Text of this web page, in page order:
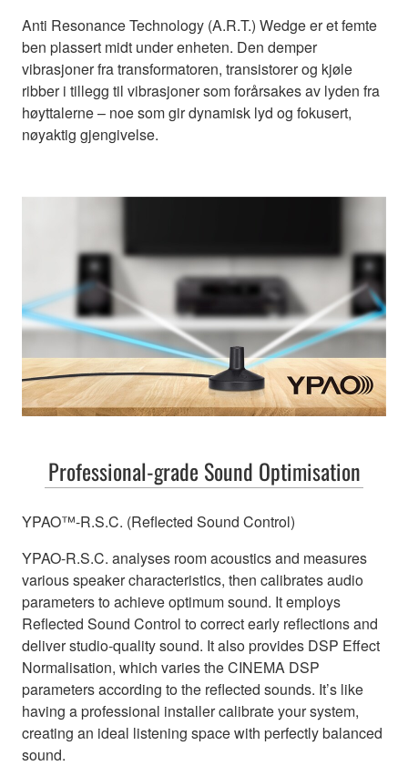
Anti Resonance Technology (A.R.T.) Wedge er et femte
ben plassert midt under enheten. Den demper
vibrasjoner fra transformatoren, transistorer og kjøle
ribber i tillegg til vibrasjoner som forårsakes av lyden fra
høyttalerne – noe som gir dynamisk lyd og fokusert,
nøyaktig gjengivelse.
Professional-grade Sound Optimisation
YPAO™-R.S.C. (Reflected Sound Control)
YPAO-R.S.C. analyses room acoustics and measures
various speaker characteristics, then calibrates audio
parameters to achieve optimum sound. It employs
Reflected Sound Control to correct early reflections and
deliver studio-quality sound. It also provides DSP Effect
Normalisation, which varies the CINEMA DSP
parameters according to the reflected sounds. It’s like
having a professional installer calibrate your system,
creating an ideal listening space with perfectly balanced
sound.